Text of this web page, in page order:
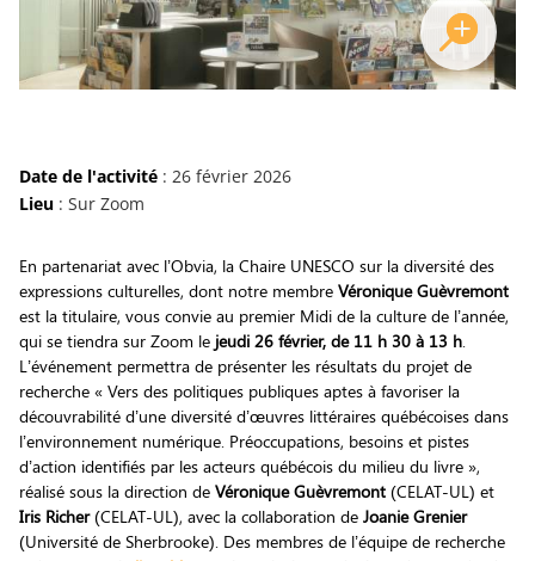
Date de l'activité: 26 février 2026
Lieu: Sur Zoom
En partenariat avec l’Obvia, la Chaire UNESCO sur la diversité des
expressions culturelles, dont notre membre Véronique Guèvremont
est la titulaire, vous convie au premier Midi de la culture de l’année,
qui se tiendra sur Zoom le jeudi 26 février, de 11 h 30 à 13 h.
L’événement permettra de présenter les résultats du projet de
recherche « Vers des politiques publiques aptes à favoriser la
découvrabilité d’une diversité d’œuvres littéraires québécoises dans
l’environnement numérique. Préoccupations, besoins et pistes
d’action identifiés par les acteurs québécois du milieu du livre »,
réalisé sous la direction de Véronique Guèvremont(CELAT-UL) et
Iris Richer(CELAT-UL), avec la collaboration de Joanie Grenier
(Université de Sherbrooke). Des membres de l’équipe de recherche